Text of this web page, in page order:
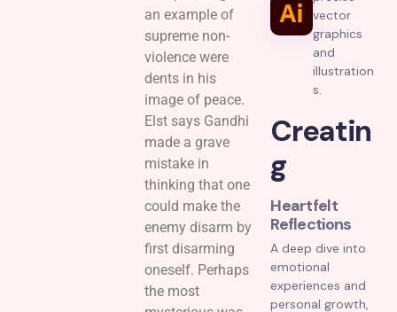
an example of
supreme non-
violence were
dents in his
image of peace.
Elst says Gandhi
made a grave
mistake in
thinking that one
could make the
enemy disarm by
first disarming
oneself. Perhaps
the most
vector
graphics
and
illustration
s.
Creatin
g
Heartfelt
Reflections
A deep dive into
emotional
experiences and
personal growth,